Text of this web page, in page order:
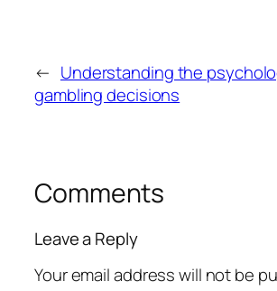
← Understanding the
gambling decisions
Comments
Leave a Reply
Your email address will not be